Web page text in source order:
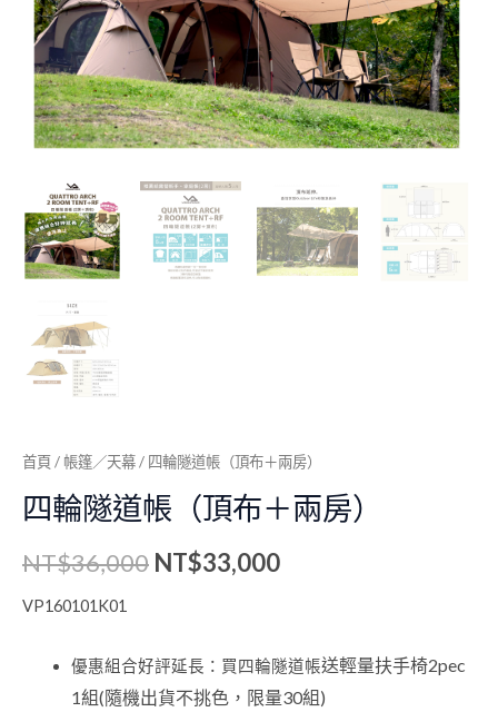
首頁/ 帳篷／天幕/ 四輪隧道帳（頂布＋兩房）
四輪隧道帳（頂布＋兩房）
NT$36,000 NT$33,000
VP160101K01
優惠組合好評延長：買四輪隧道帳送輕量扶手椅2pec
1組(隨機出貨不挑色，限量30組 )
數